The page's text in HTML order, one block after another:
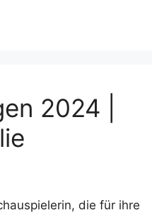
2024 |
die für ihre